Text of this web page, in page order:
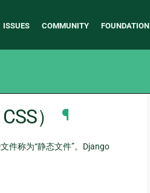
ISSUES COMMUNITY FOUNDATION
） ¶
件称为“静态文件”。Django